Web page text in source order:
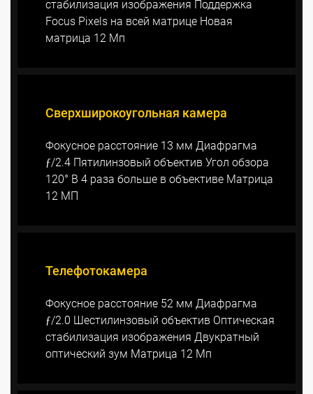
стабилизация изображения Поддержка
Focus Pixels на всей матрице Новая
матрица 12 Мп
Сверхширокоугольная камера
Фокусное расстояние 13 мм Диафрагма
ƒ/2.4 Пятилинзовый объектив Угол обзора
120° В 4 раза больше в объективе Матрица
12 МП
Телефотокамера
Фокусное расстояние 52 мм Диафрагма
ƒ/2.0 Шестилинзовый объектив Оптическая
стабилизация изображения Двукратный
оптический зум Матрица 12 Мп